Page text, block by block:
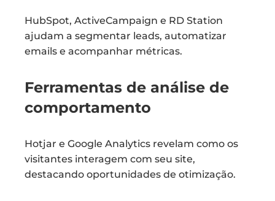
HubSpot, ActiveCampaign e RD Station
ajudam a segmentar leads, automatizar
emails e acompanhar métricas.
Ferramentas de análise de
comportamento
Hotjar e Google Analytics revelam como os
visitantes interagem com seu site,
destacando oportunidades de otimização.